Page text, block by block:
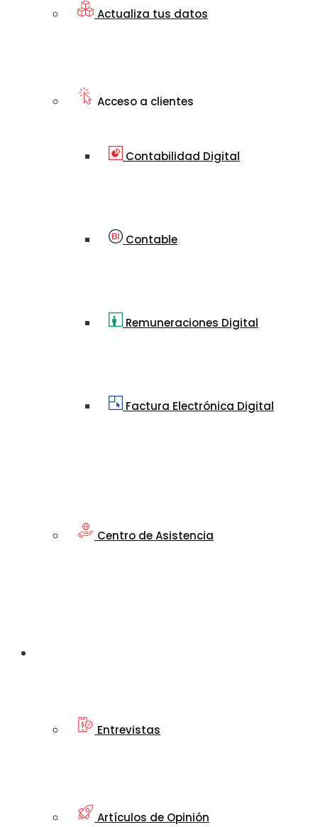
Actualiza tus datos
Acceso a clientes
Contabilidad Digital
Contable
Remuneraciones Digital
Factura Electrónica Digital
Centro de Asistencia
Entrevistas
Artículos de Opinión